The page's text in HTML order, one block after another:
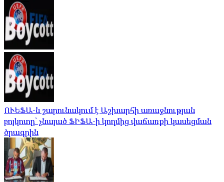
ՈՒԵՖԱ-ն շարունակում է Աշխարհի առաջնության
բոյկոտը՝ չնայած ՖԻՖԱ-ի կողմից վաճառքի կասեցման
ծրագրին